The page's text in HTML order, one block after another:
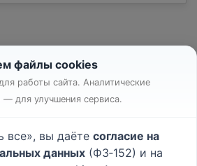
Реклама
соглашение
конфиденциальности
файлы cookies
работы сайта. Аналитические
для улучшения сервиса.
все», вы даёте согласие на
данных (ФЗ‑152) и на